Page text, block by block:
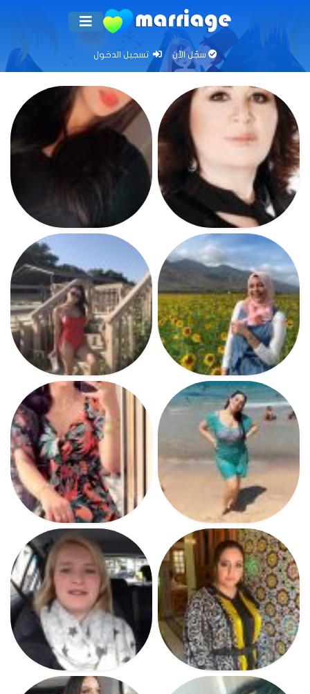
سجّل الآن تسجيل الدخول